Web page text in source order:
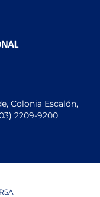
Colonia Escalón,
2209-9200